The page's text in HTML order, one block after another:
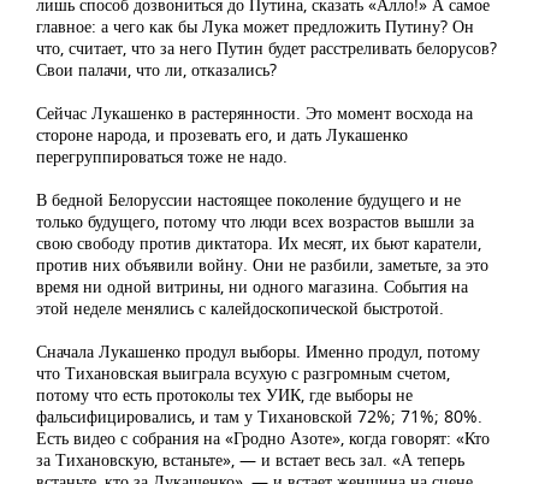
главное: а чего как бы Лука может предложить Путину? Он
что, считает, что за него Путин будет расстреливать белорусов?
Свои палачи, что ли, отказались?
Сейчас Лукашенко в растерянности. Это момент восхода на
стороне народа, и прозевать его, и дать Лукашенко
перегруппироваться тоже не надо.
В бедной Белоруссии настоящее поколение будущего и не
только будущего, потому что люди всех возрастов вышли за
свою свободу против диктатора. Их месят, их бьют каратели,
против них объявили войну. Они не разбили, заметьте, за это
время ни одной витрины, ни одного магазина. События на
этой неделе менялись с калейдоскопической быстротой.
Сначала Лукашенко продул выборы. Именно продул, потому
что Тихановская выиграла всухую с разгромным счетом,
потому что есть протоколы тех УИК, где выборы не
фальсифицировались, и там у Тихановской 72%; 71%; 80%.
Есть видео с собрания на «Гродно Азоте», когда говорят: «Кто
за Тихановскую, встаньте», — и встает весь зал. «А теперь